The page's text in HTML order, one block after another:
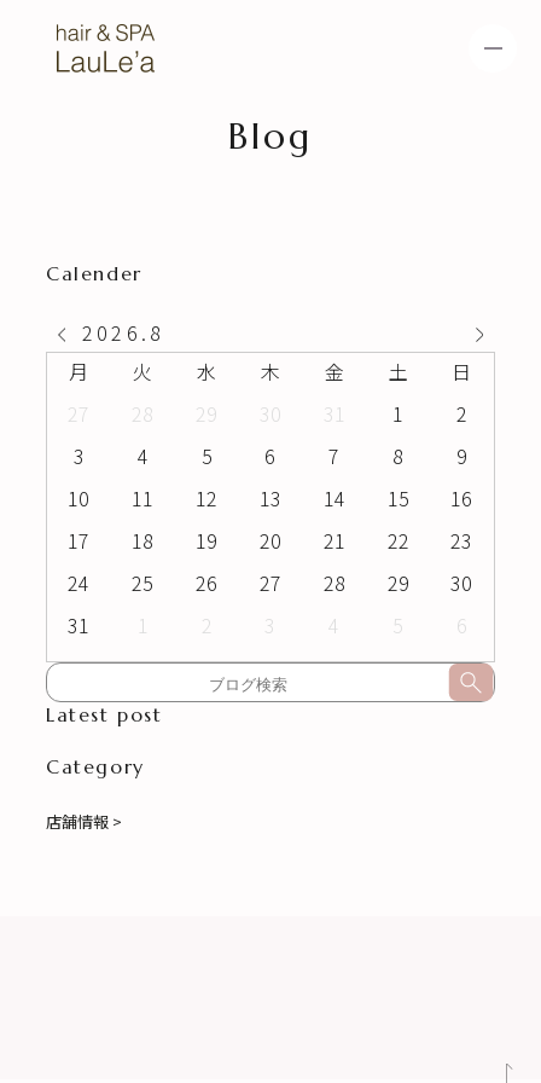
NEWS
NT
MENU SALON
GALLERY
Blog
Calender
2026 . 8
月
火 水 木 金 土
日
27
28 29 30 31 1
2
3
4 5 6 7 8
9
10
11 12 13 14 15
16
17
18 19 20 21 22
23
24
25 26 27 28 29
30
31
1 2 3 4 5 6
Latest post
Category
店舗情報 >